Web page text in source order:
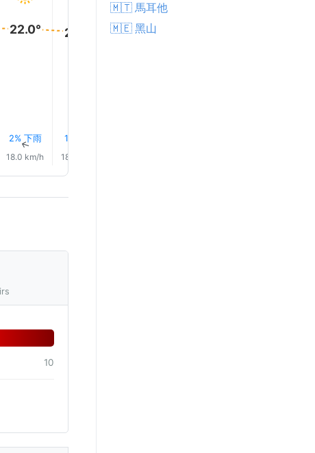
22.0°
2% 下雨
↑
18.0 km/h
22.0°
1% 下雨
18.0 km/h
10
🇲🇹 馬耳他
🇲🇪 黑山